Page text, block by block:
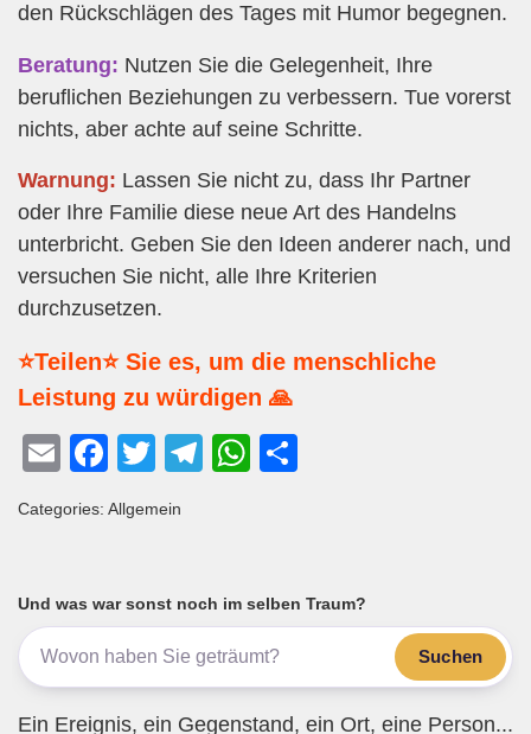
den Rückschlägen des Tages mit Humor begegnen.
Beratung: Nutzen Sie die Gelegenheit, Ihre
beruflichen Beziehungen zu verbessern. Tue vorerst
nichts, aber achte auf seine Schritte.
Warnung: Lassen Sie nicht zu, dass Ihr Partner
oder Ihre Familie diese neue Art des Handelns
unterbricht. Geben Sie den Ideen anderer nach, und
versuchen Sie nicht, alle Ihre Kriterien
durchzusetzen.
⭐Teilen⭐ Sie es, um die menschliche
Leistung zu würdigen 🙏
E
ail
F
c
b
o
o
k
T
tt
T
a
m
W
A
p
p
Categories: Allgemein
Und was war sonst noch im selben Traum?
Suchen
Ein Ereignis, ein Gegenstand, ein Ort, eine Person...